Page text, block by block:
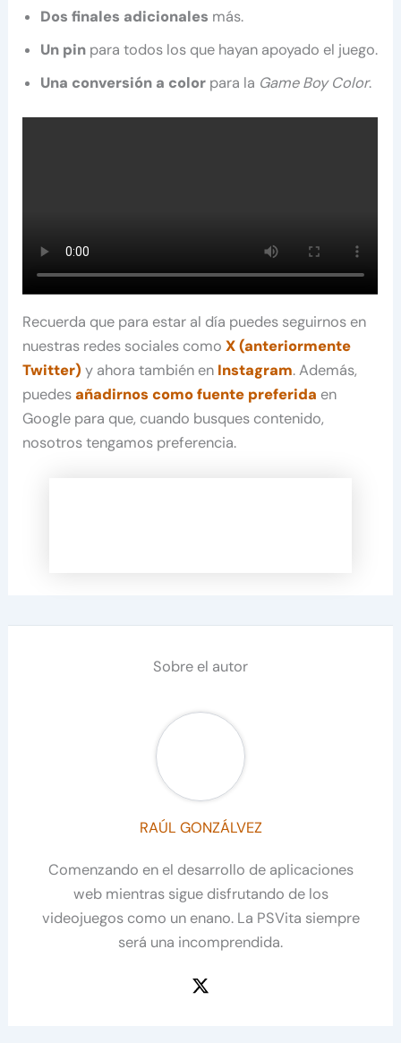
Dos finales adicionales más.
Un pin para todos los que hayan apoyado el juego.
Una conversión a color para la Game Boy Color.
Recuerda que para estar al día puedes seguirnos en
nuestras redes sociales comoX (anteriormente
Twitter) y ahora también en Instagram. Además,
puedesañadirnos como fuente preferida en
Google para que, cuando busques contenido,
nosotros tengamos preferencia.
Sobre el autor
RAÚL GONZÁLVEZ
Comenzando en el desarrollo de aplicaciones
web mientras sigue disfrutando de los
videojuegos como un enano. La PSVita siempre
será una incomprendida.